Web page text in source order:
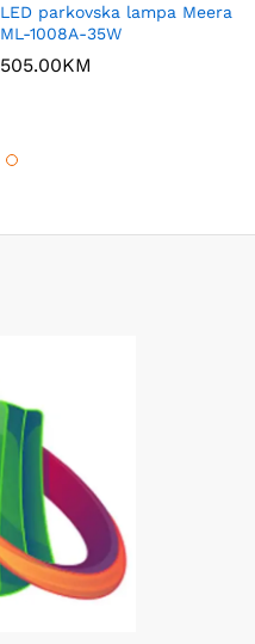
LED parkovska lampa Meera
ML-1008A-35W
505.00KM